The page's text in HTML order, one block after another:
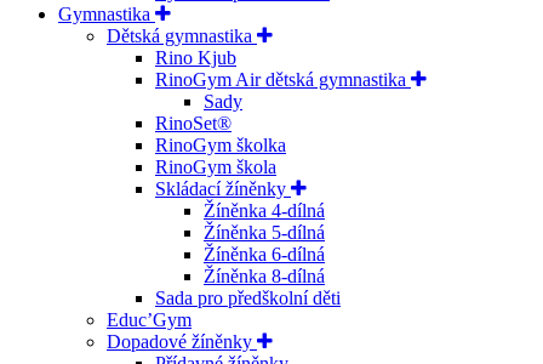
Gymnastika
Dětská gymnastika
Rino Kjub
RinoGym Air dětská gymnastika
Sady
RinoSet®
RinoGym školka
RinoGym škola
Skládací žíněnky
Žíněnka 4-dílná
Žíněnka 5-dílná
Žíněnka 6-dílná
Žíněnka 8-dílná
Sada pro předškolní děti
Educ’Gym
Dopadové žíněnky